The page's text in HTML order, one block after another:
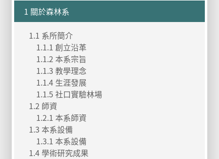
1 關於森林系
1.1 系所簡介
1.1.1 創立沿革
1.1.2 本系宗旨
1.1.3 教學理念
1.1.4 生涯發展
1.1.5 社口實驗林場
1.2 師資
1.2.1 本系師資
1.3 本系設備
1.3.1 本系設備
1.4 學術研究成果